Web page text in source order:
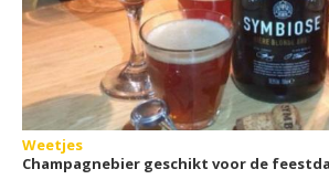
Weetjes
Champagnebier geschikt voor de